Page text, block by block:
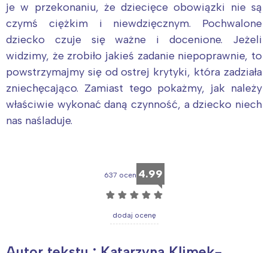
je w przekonaniu, że dziecięce obowiązki nie są
czymś ciężkim i niewdzięcznym. Pochwalone
dziecko czuje się ważne i docenione. Jeżeli
widzimy, że zrobiło jakieś zadanie niepoprawnie, to
powstrzymajmy się od ostrej krytyki, która zadziała
zniechęcająco. Zamiast tego pokażmy, jak należy
właściwie wykonać daną czynność, a dziecko niech
nas naśladuje.
637 ocen 4.99
☆ ☆ ☆ ☆ ☆
dodaj ocenę
Wybieram